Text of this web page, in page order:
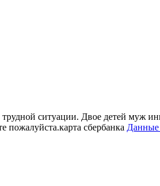
ситуации. Двое детей муж
пожалуйста.карта сбербанка